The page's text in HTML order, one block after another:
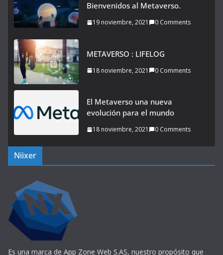
Bienvenidos al Metaverso.
19 noviembre, 2021 0 Comments
METAVERSO : LIFELOG
18 noviembre, 2021 0 Comments
El Metaverso una nueva
evolución para el mundo
18 noviembre, 2021 0 Comments
Niixer
Es una marca de App Zone Web S.AS, nuestro propósito que